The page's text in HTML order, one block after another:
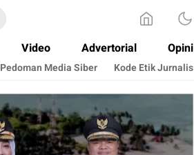
Video Advertorial Opini
Pedoman Media Siber Kode Etik Jurnalis